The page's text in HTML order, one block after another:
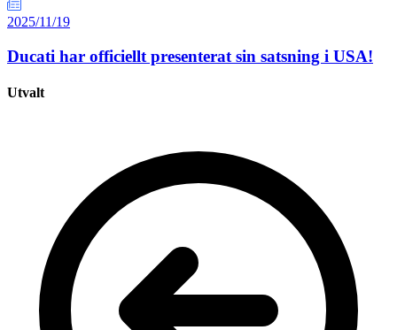
2025/11/19
Ducati har officiellt presenterat sin satsning i USA!
Utvalt